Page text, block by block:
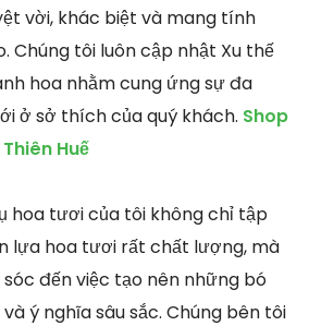
vời, khác biệt và mang tính
Chúng tôi luôn cập nhật Xu thế
hoa nhằm cung ứng sự đa
ở sở thích của quý khách. Shop
Huế
hoa tươi của tôi không chỉ tập
lựa hoa tươi rất chất lượng, mà
đến việc tạo nên những bó
ý nghĩa sâu sắc. Chúng bên tôi